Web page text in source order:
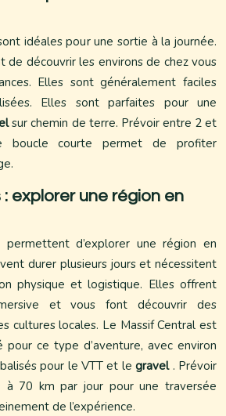
idéales pour une sortie à la journée.
de découvrir les environs de chez vous
Elles sont généralement faciles
Elles sont parfaites pour une
sur chemin de terre. Prévoir entre 2 et
boucle courte permet de profiter
explorer une région en
permettent d’explorer une région en
durer plusieurs jours et nécessitent
physique et logistique. Elles offrent
et vous font découvrir des
cultures locales. Le Massif Central est
pour ce type d’aventure, avec environ
pour le VTT et legravel . Prévoir
à 70 km par jour pour une traversée
de l’expérience.